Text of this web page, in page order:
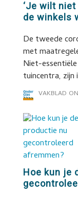
‘Je wilt
de winkels
De tweede
met
Niet-
tuincentra, zijn
VAKBLAD
Hoe kun je